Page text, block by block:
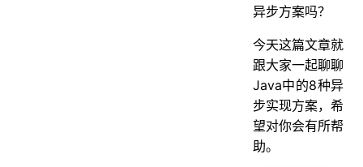
方案6：消息队列
方案7：响应式编程
3.常见问题
问题1：回调地狱（Callback Hell）
问题2：上下文丢失
异步方案吗？
今天这篇文章就
跟大家一起聊聊
Java中的8种异
步实现方案，希
望对你会有所帮
助。